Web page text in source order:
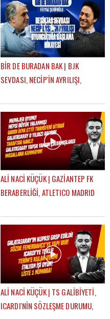
BİR DE BURADAN BAK | BJK
SEVDASI, NECİP'İN AYRILIŞI,
FEYYAZ ŞERİFOĞLU
ALİ NACİ KÜÇÜK | GAZİANTEP FK
BERABERLİĞİ, ATLETICO MADRID
GALATASARAY
ALİ NACİ KÜÇÜK | TS GALİBİYETİ,
ICARDI'NİN SÖZLEŞME DURUMU,